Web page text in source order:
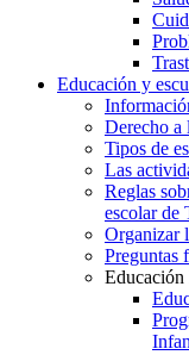
Educación y
Derecho a
Tipos de
Las
Reglas
escolar de
Organizar
Preguntas
Educación